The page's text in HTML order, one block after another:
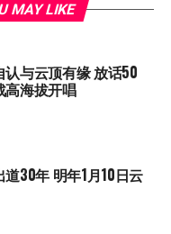
MAY LIKE
认与云顶有缘 放话50
高海拔开唱
道30年 明年1月10日云